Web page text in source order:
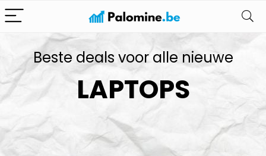
Beste deals voor alle nieuwe
LAPTOPS